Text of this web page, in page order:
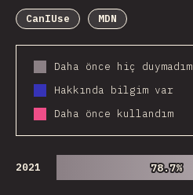
CanIUse
MDN
Daha önce hiç duymadım
Hakkında bilgim var
Daha önce kullandım
2021 78.7%
78.7%